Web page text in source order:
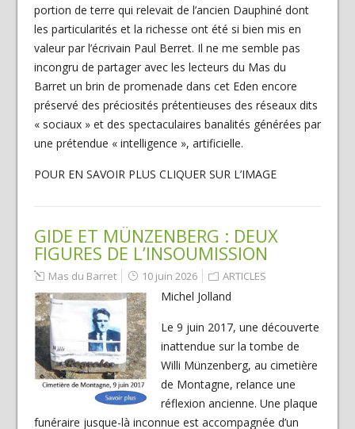
portion de terre qui relevait de l’ancien Dauphiné dont
les particularités et la richesse ont été si bien mis en
valeur par l’écrivain Paul Berret. Il ne me semble pas
incongru de partager avec les lecteurs du Mas du
Barret un brin de promenade dans cet Eden encore
préservé des préciosités prétentieuses des réseaux dits
« sociaux » et des spectaculaires banalités générées par
une prétendue « intelligence », artificielle.
POUR EN SAVOIR PLUS CLIQUER SUR L’IMAGE
GIDE ET MÜNZENBERG : DEUX
FIGURES DE L’INSOUMISSION
Mas du Barret 10 juin 2026 ARTICLES
Michel Jolland
Le 9 juin 2017, une découverte
inattendue sur la tombe de
Willi Münzenberg, au cimetière
de Montagne, relance une
réflexion ancienne. Une plaque
funéraire jusque-là inconnue est accompagnée d’un